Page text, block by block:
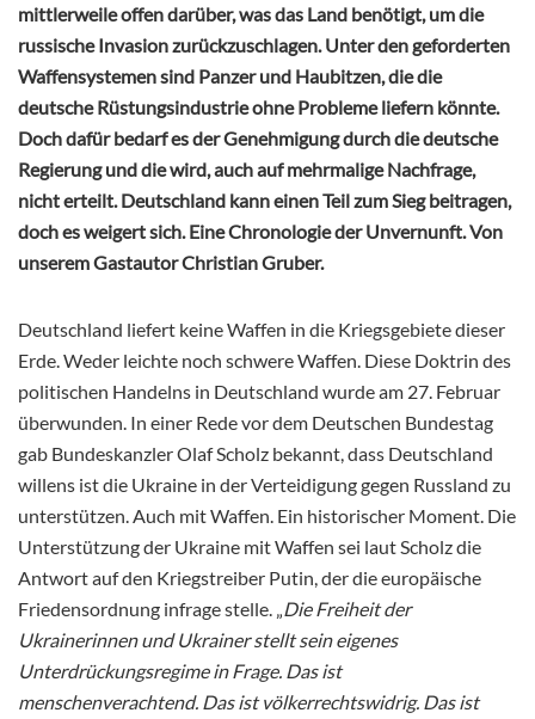
mittlerweile offen darüber, was das Land benötigt, um die
russische Invasion zurückzuschlagen. Unter den geforderten
Waffensystemen sind Panzer und Haubitzen, die die
deutsche Rüstungsindustrie ohne Probleme liefern könnte.
Doch dafür bedarf es der Genehmigung durch die deutsche
Regierung und die wird, auch auf mehrmalige Nachfrage,
nicht erteilt. Deutschland kann einen Teil zum Sieg beitragen,
doch es weigert sich. Eine Chronologie der Unvernunft. Von
unserem Gastautor Christian Gruber.
Deutschland liefert keine Waffen in die Kriegsgebiete dieser
Erde. Weder leichte noch schwere Waffen. Diese Doktrin des
politischen Handelns in Deutschland wurde am 27. Februar
überwunden. In einer Rede vor dem Deutschen Bundestag
gab Bundeskanzler Olaf Scholz bekannt, dass Deutschland
willens ist die Ukraine in der Verteidigung gegen Russland zu
unterstützen. Auch mit Waffen. Ein historischer Moment. Die
Unterstützung der Ukraine mit Waffen sei laut Scholz die
Antwort auf den Kriegstreiber Putin, der die europäische
Friedensordnung infrage stelle. „
Die Freiheit der
Ukrainerinnen und Ukrainer stellt sein eigenes
Unterdrückungsregime in Frage. Das ist
menschenverachtend. Das ist völkerrechtswidrig. Das ist